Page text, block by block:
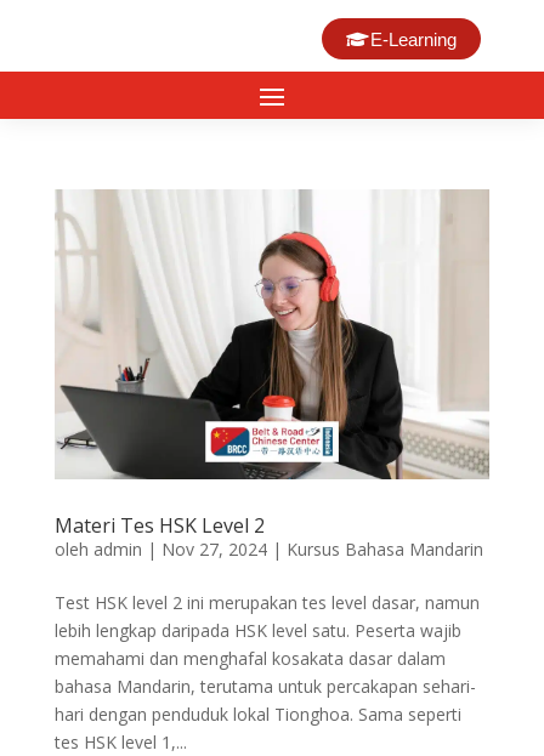
E-Learning
Materi Tes HSK Level 2
oleh admin | Nov 27, 2024| Kursus Bahasa Mandarin
Test HSK level 2 ini merupakan tes level dasar, namun
lebih lengkap daripada HSK level satu. Peserta wajib
memahami dan menghafal kosakata dasar dalam
bahasa Mandarin, terutama untuk percakapan sehari-
hari dengan penduduk lokal Tionghoa. Sama seperti
tes HSK level 1,...